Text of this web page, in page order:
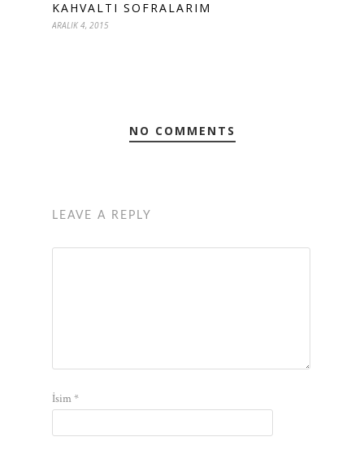
KAHVALTI SOFRALARIM
ARALIK 4, 2015
NO COMMENTS
LEAVE A REPLY
İsim*